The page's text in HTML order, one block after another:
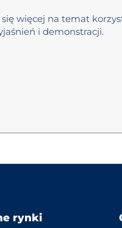
więcej na temat
i demonstracji.
rynki